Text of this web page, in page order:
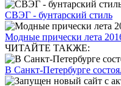
СВЭГ - бунтарский стиль
Модные прически лета
ЧИТАЙТЕ ТАКЖЕ:
В Санкт-Петербурге